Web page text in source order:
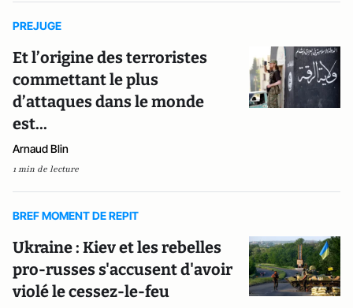
PREJUGE
Et l’origine des terroristes
commettant le plus
d’attaques dans le monde
est...
Arnaud Blin
1 min de lecture
BREF MOMENT DE REPIT
Ukraine : Kiev et les rebelles
pro-russes s'accusent d'avoir
violé le cessez-le-feu